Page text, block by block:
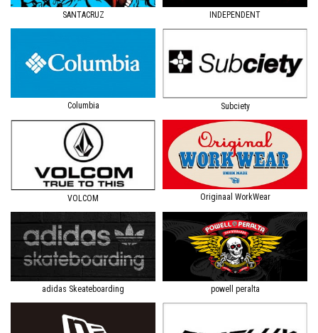
SANTACRUZ INDEPENDENT
Columbia Subciety
VOLCOM Originaal WorkWear
adidas Skeateboarding powell peralta